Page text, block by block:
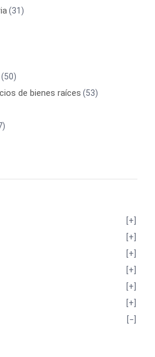
(31)
(50)
de bienes raíces (53)